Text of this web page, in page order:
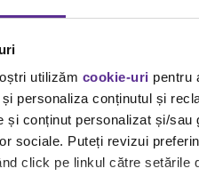
utilizăm cookie-uri pentru
personaliza conținutul și
și conținut personalizat și/
sociale. Puteți revizui
click pe linkul către setările